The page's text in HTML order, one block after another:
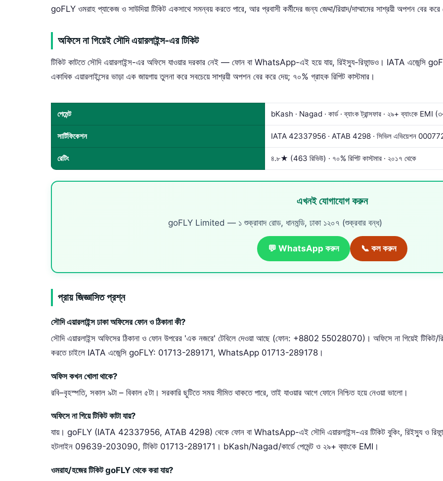
goFLY ওমরাহ প্যাকেজ ও সাউদিয়া টিকিট একসাথে সমন্বয় করতে পারে, আর প্রবাসী কর্মীদের জন্য জেদ্দা/রিয়াদ/দাম্মামের সাশ্রয়ী অপশন বের করে
অফিসে না গিয়েই সৌদি এয়ারলাইন্স-এর টিকিট
টিকিট কাটতে সৌদি এয়ারলাইন্স-এর অফিসে যাওয়ার দরকার নেই — ফোন বা WhatsApp-এই হয়ে যায়, রিইস্যু-রিফান্ডও। IATA এজেন্সি
একাধিক এয়ারলাইন্সের ভাড়া এক জায়গায় তুলনা করে সবচেয়ে সাশ্রয়ী অপশন বের করে দেয়; ৭০% গ্রাহক রিপিট কাস্টমার।
পেমেন্ট bKash · Nagad · কার্ড · ব্যাংক ট্রান্সফার · ২৯+ ব্যাংকে EMI
সার্টিফিকেশন IATA 42337956 · ATAB 4298 · সিভিল এভিয়েশন
রেটিং ৪.৮★ (463 রিভিউ) · ৭০% রিপিট কাস্টমার · ২০১৭ থেকে
এখনই যোগাযোগ করুন
goFLY Limited — ১ শুক্রাবাদ রোড, ধানমন্ডি, ঢাকা ১২০৭ (শুক্রবার বন্ধ)
💬 WhatsApp করুন 📞 কল করুন
প্রায় জিজ্ঞাসিত প্রশ্ন
সৌদি এয়ারলাইন্স ঢাকা অফিসের ফোন ও ঠিকানা কী?
সৌদি এয়ারলাইন্স অফিসের ঠিকানা ও ফোন উপরের 'এক নজরে' টেবিলে দেওয়া আছে (ফোন: +8802 55028070)। অফিসে না গিয়েই টিকিট/
করতে চাইলে IATA এজেন্সি goFLY: 01713-289171, WhatsApp 01713-289178।
অফিস কখন খোলা থাকে?
রবি–বৃহস্পতি, সকাল ৯টা – বিকাল ৫টা। সরকারি ছুটিতে সময় সীমিত থাকতে পারে, তাই যাওয়ার আগে ফোনে নিশ্চিত হয়ে নেওয়া ভালো।
অফিসে না গিয়ে টিকিট কাটা যায়?
যায়। goFLY (IATA 42337956, ATAB 4298) থেকে ফোন বা WhatsApp-এই সৌদি এয়ারলাইন্স-এর টিকিট বুকিং, রিইস্যু ও
হটলাইন 09639-203090, টিকিট 01713-289171। bKash/Nagad/কার্ডে পেমেন্ট ও ২৯+ ব্যাংকে EMI।
ওমরাহ/হজের টিকিট goFLY থেকে করা যায়?